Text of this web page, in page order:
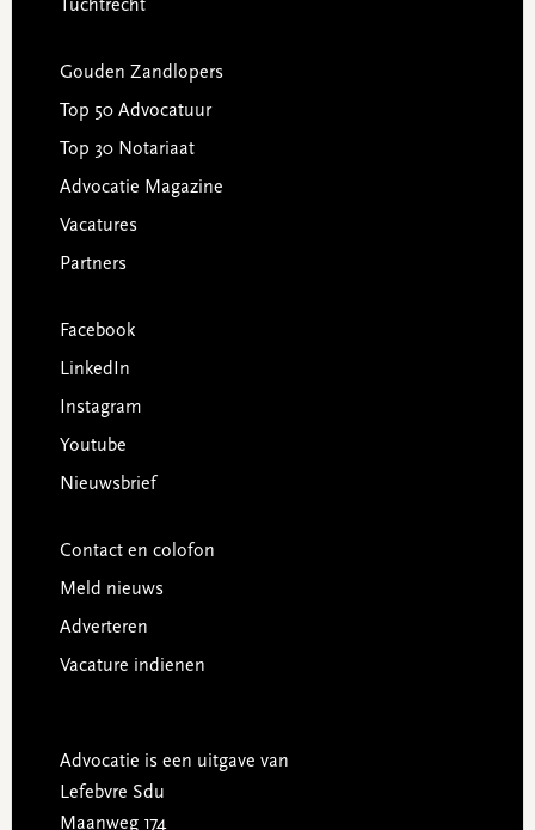
Tuchtrecht
Gouden Zandlopers
Top 50 Advocatuur
Top 30 Notariaat
Advocatie Magazine
Vacatures
Partners
Facebook
LinkedIn
Instagram
Youtube
Nieuwsbrief
Contact en colofon
Meld nieuws
Adverteren
Vacature indienen
Advocatie is een uitgave van
Lefebvre Sdu
Maanweg 174